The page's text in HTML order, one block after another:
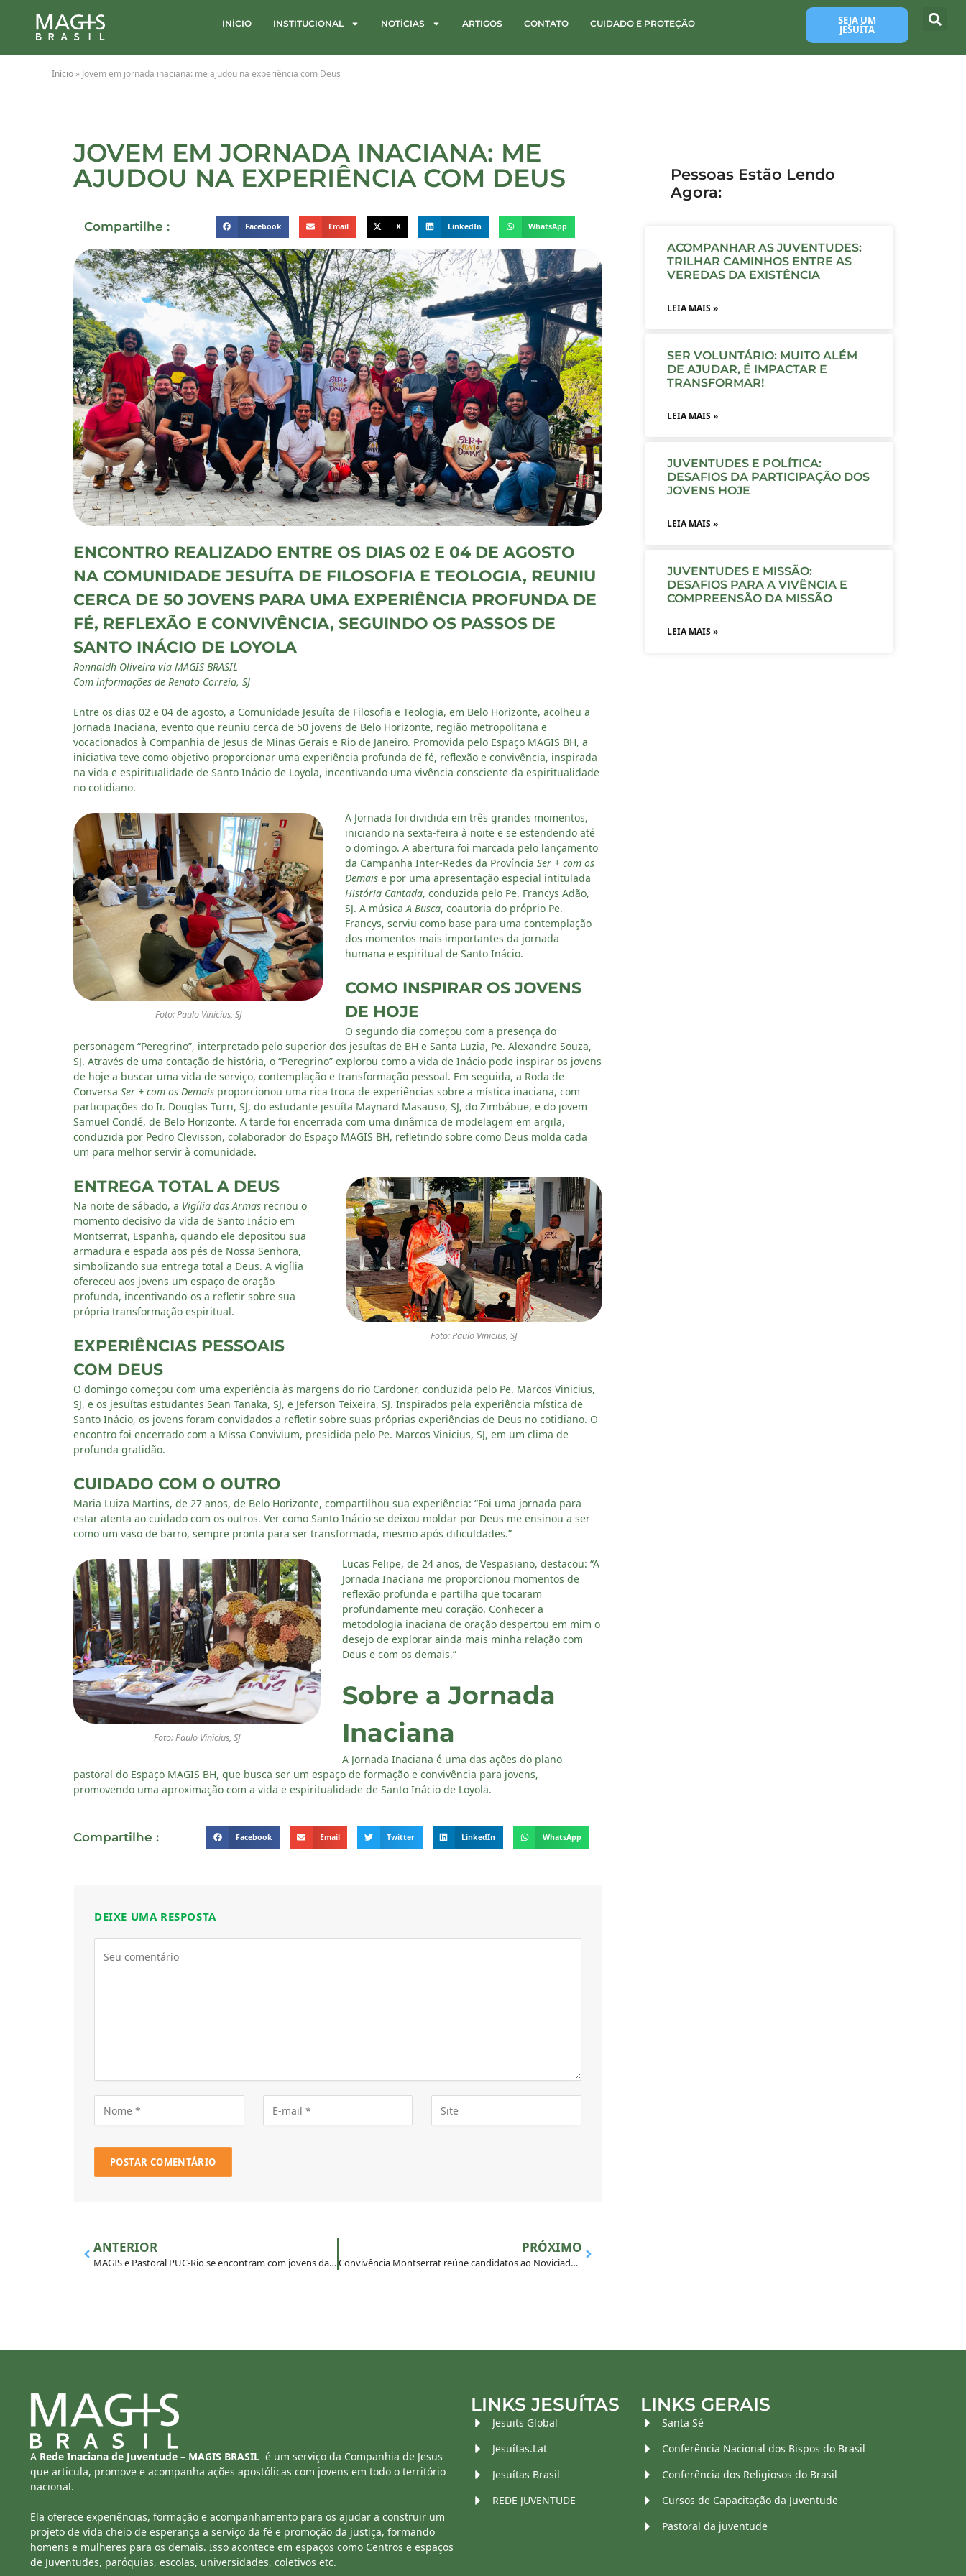
INÍCIO INSTITUCIONAL NOTÍCIAS ARTIGOS CONTATO CUIDADO E PROTEÇÃO SEJA UM
JESUÍTA
Início » Jovem em jornada inaciana: me ajudou na experiência com Deus
JOVEM EM JORNADA INACIANA: ME
AJUDOU NA EXPERIÊNCIA COM DEUS
Compartilhe : Facebook Email X LinkedIn WhatsApp
ENCONTRO REALIZADO ENTRE OS DIAS 02 E 04 DE AGOSTO
NA COMUNIDADE JESUÍTA DE FILOSOFIA E TEOLOGIA, REUNIU
CERCA DE 50 JOVENS PARA UMA EXPERIÊNCIA PROFUNDA DE
FÉ, REFLEXÃO E CONVIVÊNCIA, SEGUINDO OS PASSOS DE
SANTO INÁCIO DE LOYOLA
Ronnaldh Oliveira via MAGIS BRASIL
Com informações de Renato Correia, SJ
Entre os dias 02 e 04 de agosto, a Comunidade Jesuíta de Filosofia e Teologia, em Belo Horizonte, acolheu a
Jornada Inaciana, evento que reuniu cerca de 50 jovens de Belo Horizonte, região metropolitana e
vocacionados à Companhia de Jesus de Minas Gerais e Rio de Janeiro. Promovida pelo Espaço MAGIS BH, a
iniciativa teve como objetivo proporcionar uma experiência profunda de fé, reflexão e convivência, inspirada
na vida e espiritualidade de Santo Inácio de Loyola, incentivando uma vivência consciente da espiritualidade
no cotidiano.
Foto: Paulo Vinicius, SJ
A Jornada foi dividida em três grandes momentos,
iniciando na sexta-feira à noite e se estendendo até
o domingo. A abertura foi marcada pelo lançamento
da Campanha Inter-Redes da Província Ser + com os
Demais e por uma apresentação especial intitulada
História Cantada, conduzida pelo Pe. Francys Adão,
SJ. A música A Busca, coautoria do próprio Pe.
Francys, serviu como base para uma contemplação
dos momentos mais importantes da jornada
humana e espiritual de Santo Inácio.
COMO INSPIRAR OS JOVENS
DE HOJE
O segundo dia começou com a presença do
personagem “Peregrino”, interpretado pelo superior dos jesuítas de BH e Santa Luzia, Pe. Alexandre Souza,
SJ. Através de uma contação de história, o “Peregrino” explorou como a vida de Inácio pode inspirar os jovens
de hoje a buscar uma vida de serviço, contemplação e transformação pessoal. Em seguida, a Roda de
Conversa Ser + com os Demais proporcionou uma rica troca de experiências sobre a mística inaciana, com
participações do Ir. Douglas Turri, SJ, do estudante jesuíta Maynard Masauso, SJ, do Zimbábue, e do jovem
Samuel Condé, de Belo Horizonte. A tarde foi encerrada com uma dinâmica de modelagem em argila,
conduzida por Pedro Clevisson, colaborador do Espaço MAGIS BH, refletindo sobre como Deus molda cada
um para melhor servir à comunidade.
Foto: Paulo Vinicius, SJ
ENTREGA TOTAL A DEUS
Na noite de sábado, a Vigília das Armas recriou o
momento decisivo da vida de Santo Inácio em
Montserrat, Espanha, quando ele depositou sua
armadura e espada aos pés de Nossa Senhora,
simbolizando sua entrega total a Deus. A vigília
ofereceu aos jovens um espaço de oração
profunda, incentivando-os a refletir sobre sua
própria transformação espiritual.
EXPERIÊNCIAS PESSOAIS
COM DEUS
O domingo começou com uma experiência às margens do rio Cardoner, conduzida pelo Pe. Marcos Vinicius,
SJ, e os jesuítas estudantes Sean Tanaka, SJ, e Jeferson Teixeira, SJ. Inspirados pela experiência mística de
Santo Inácio, os jovens foram convidados a refletir sobre suas próprias experiências de Deus no cotidiano. O
encontro foi encerrado com a Missa Convivium, presidida pelo Pe. Marcos Vinicius, SJ, em um clima de
profunda gratidão.
CUIDADO COM O OUTRO
Maria Luiza Martins, de 27 anos, de Belo Horizonte, compartilhou sua experiência: “Foi uma jornada para
estar atenta ao cuidado com os outros. Ver como Santo Inácio se deixou moldar por Deus me ensinou a ser
como um vaso de barro, sempre pronta para ser transformada, mesmo após dificuldades.”
Foto: Paulo Vinicius, SJ
Lucas Felipe, de 24 anos, de Vespasiano, destacou: “A
Jornada Inaciana me proporcionou momentos de
reflexão profunda e partilha que tocaram
profundamente meu coração. Conhecer a
metodologia inaciana de oração despertou em mim o
desejo de explorar ainda mais minha relação com
Deus e com os demais.”
Sobre a Jornada
Inaciana
A Jornada Inaciana é uma das ações do plano
pastoral do Espaço MAGIS BH, que busca ser um espaço de formação e convivência para jovens,
promovendo uma aproximação com a vida e espiritualidade de Santo Inácio de Loyola.
Compartilhe : Facebook Email Twitter LinkedIn WhatsApp
DEIXE UMA RESPOSTA
ANTERIOR
MAGIS e Pastoral PUC-Rio se encontram com jovens da RJE
PRÓXIMO
Convivência Montserrat reúne candidatos ao Noviciado Jesuíta na Bahia
Pessoas Estão Lendo
Agora:
ACOMPANHAR AS JUVENTUDES:
TRILHAR CAMINHOS ENTRE AS
VEREDAS DA EXISTÊNCIA
LEIA MAIS »
SER VOLUNTÁRIO: MUITO ALÉM
DE AJUDAR, É IMPACTAR E
TRANSFORMAR!
LEIA MAIS »
JUVENTUDES E POLÍTICA:
DESAFIOS DA PARTICIPAÇÃO DOS
JOVENS HOJE
LEIA MAIS »
JUVENTUDES E MISSÃO:
DESAFIOS PARA A VIVÊNCIA E
COMPREENSÃO DA MISSÃO
LEIA MAIS »
A Rede Inaciana de Juventude – MAGIS BRASIL é um serviço da Companhia de Jesus
que articula, promove e acompanha ações apostólicas com jovens em todo o território
nacional.
Ela oferece experiências, formação e acompanhamento para os ajudar a construir um
projeto de vida cheio de esperança a serviço da fé e promoção da justiça, formando
homens e mulheres para os demais. Isso acontece em espaços como Centros e espaços
de Juventudes, paróquias, escolas, universidades, coletivos etc.
LINKS JESUÍTAS
Jesuits Global
Jesuítas.Lat
Jesuítas Brasil
REDE JUVENTUDE
LINKS GERAIS
Santa Sé
Conferência Nacional dos Bispos do Brasil
Conferência dos Religiosos do Brasil
Cursos de Capacitação da Juventude
Pastoral da juventude